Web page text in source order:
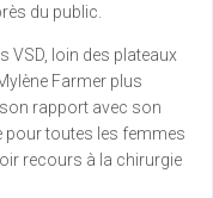
du public.
VSD, loin des plateaux
Farmer plus
rapport avec son
pour toutes les femmes
recours à la chirurgie